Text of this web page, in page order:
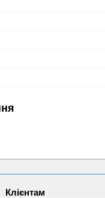
Клієнтам